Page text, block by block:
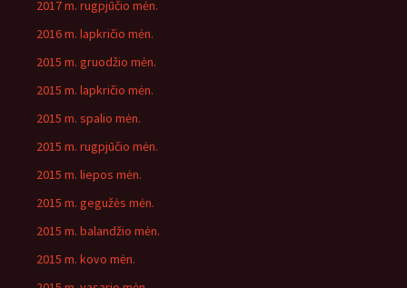
2017 m. rugpjūčio mėn.
2016 m. lapkričio mėn.
2015 m. gruodžio mėn.
2015 m. lapkričio mėn.
2015 m. spalio mėn.
2015 m. rugpjūčio mėn.
2015 m. liepos mėn.
2015 m. gegužės mėn.
2015 m. balandžio mėn.
2015 m. kovo mėn.